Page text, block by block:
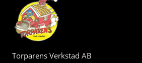
Torparens Verkstad AB